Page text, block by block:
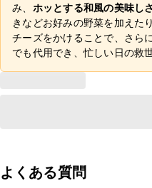
み、 ホッとする和風の美味しさ
きなどお好みの野菜を加えた
チーズをかけることで、さら
でも代用でき、忙しい日の救
よくある質問